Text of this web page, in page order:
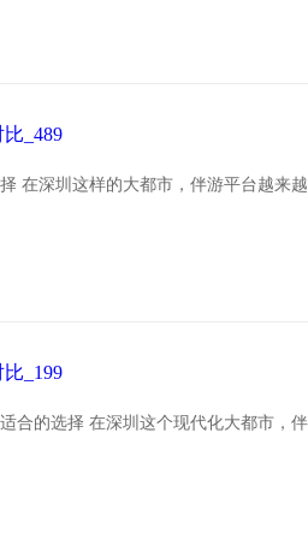
_489
在深圳这样的大都市，伴游平台越来
_199
合的选择 在深圳这个现代化大都市